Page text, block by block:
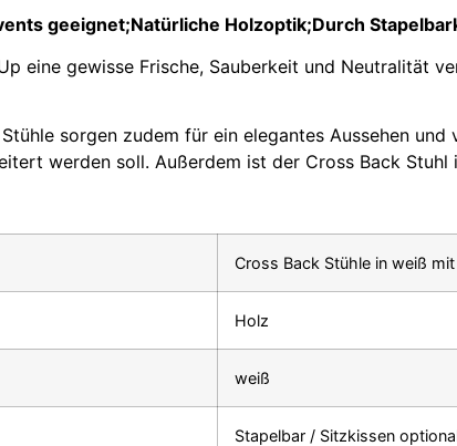
geeignet;Natürliche Holzoptik;Durch
eine gewisse Frische, Sauberkeit und Neutralität
sorgen zudem für ein elegantes Aussehen
werden soll. Außerdem ist der Cross Back
Cross Back Stühle in weiß
Holz
weiß
Stapelbar / Sitzkissen